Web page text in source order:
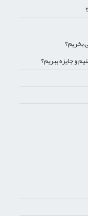
بخریم؟
و جایزه ببریم؟